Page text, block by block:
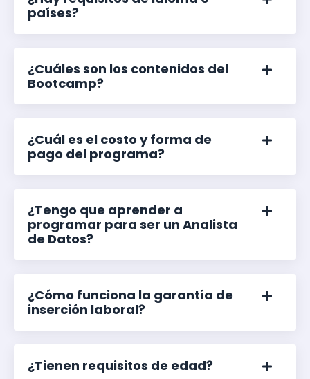
países?
¿Cuáles son los contenidos del
Bootcamp?
¿Cuál es el costo y forma de
pago del programa?
¿Tengo que aprender a
programar para ser un Analista
de Datos?
¿Cómo funciona la garantía de
inserción laboral?
¿Tienen requisitos de edad?